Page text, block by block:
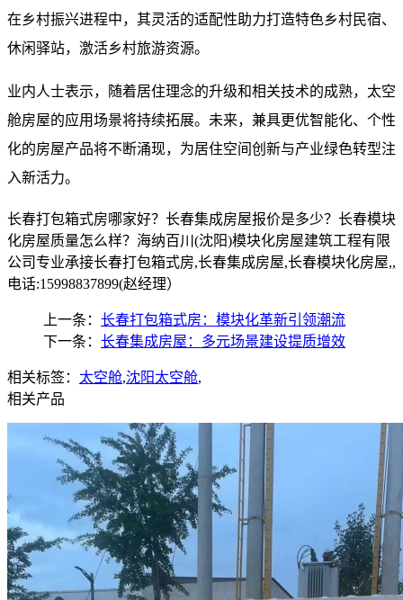
在乡村振兴进程中，其灵活的适配性助力打造特色乡村民宿、
休闲驿站，激活乡村旅游资源。
业内人士表示，随着居住理念的升级和相关技术的成熟，太空
舱房屋的应用场景将持续拓展。未来，兼具更优智能化、个性
化的房屋产品将不断涌现，为居住空间创新与产业绿色转型注
入新活力。
长春打包箱式房哪家好？长春集成房屋报价是多少？长春模块
化房屋质量怎么样？海纳百川(沈阳)模块化房屋建筑工程有限
公司专业承接长春打包箱式房,长春集成房屋,长春模块化房屋,,
电话:15998837899(赵经理）
上一条： 长春打包箱式房：模块化革新引领潮流
下一条： 长春集成房屋：多元场景建设提质增效
相关标签： 太空舱,沈阳太空舱,
相关产品